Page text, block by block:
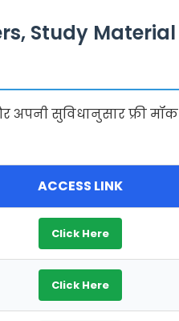
Study Material
सुविधानुसार फ्री मॉक
ACCESS LINK
Click Here
Click Here